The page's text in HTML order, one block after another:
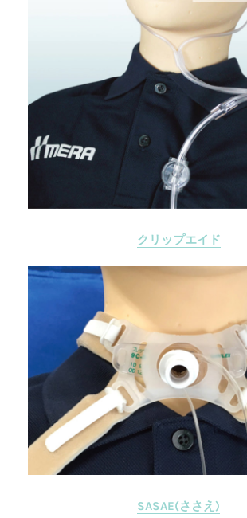
クリップエイド
SASAE(ささえ)